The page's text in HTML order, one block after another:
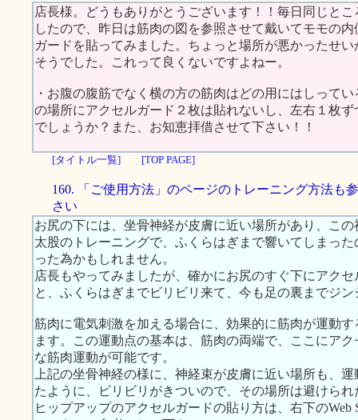
店長様。どうもありがとうございます！！毎日同じと
したので、昨日は筋肉の図を参照させて戴いてモモの
ガードを貼ってみました。ちょっと場所が悪かったせ
そうでした。これって良くないですよねー。
・お腹の腹筋でなく横の方の筋肉はどの用にはしって
の場所にアクセルガード２枚は貼れないし、左右１枚
でしょうか？また、お知恵拝借させて下さい！！
[タイトル一覧] [TOP PAGE]
160. 「ご使用方法」のページのトレーニング方法も
さい
お尻の下には、坐骨神経が皮膚に近い場所があり、こ
太股のトレーニングで、ふくらはぎまで響いてしまっ
った為かもしれません。
店長もやってみましたが、確かにお尻のすぐ下にアク
と、ふくらはぎまでビリビリ来て、今も足の裏までジ
筋肉に電気刺激を加える場合に、効果的に筋肉が運動
ます。この運動点の基本は、筋肉の両端で、ここにア
な筋肉運動が可能です。
上記の坐骨神経の様に、神経束が皮膚に近い場所も、
たように、ビリビリがきついので、その場所は避けら
ヒップアップのアクセルガードの貼り方は、右下の